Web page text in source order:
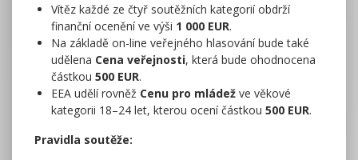
Vítěz každé ze čtyř soutěžních kategorií obdrží
finanční ocenění ve výši 1 000 EUR.
Na základě on-line veřejného hlasování bude také
udělena Cena veřejnosti, která bude ohodnocena
částkou 500 EUR.
EEA udělí rovněž Cenu pro mládež ve věkové
kategorii 18–24 let, kterou ocení částkou 500 EUR.
Pravidla soutěže: